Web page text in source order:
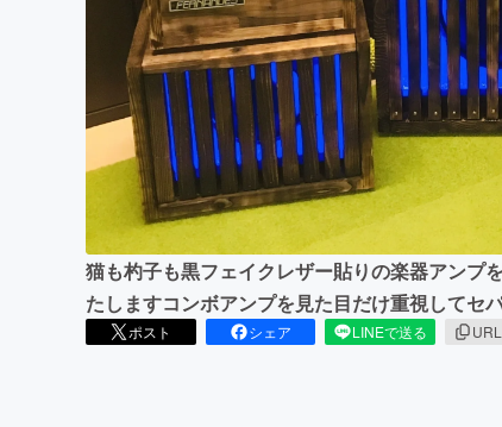
まちづくり・地域活性化
猫も杓子も黒フェイクレザー貼りの楽器アンプ
たしますコンボアンプを見た目だけ重視してセ
ポスト シェア LINEで送る